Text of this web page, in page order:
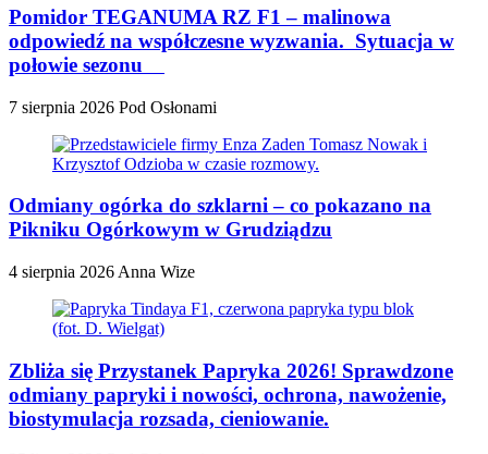
Pomidor TEGANUMA RZ F1 – malinowa
odpowiedź na współczesne wyzwania. Sytuacja w
połowie sezonu
7 sierpnia 2026 Pod Osłonami
Odmiany ogórka do szklarni – co pokazano na
Pikniku Ogórkowym w Grudziądzu
4 sierpnia 2026 Anna Wize
Zbliża się Przystanek Papryka 2026! Sprawdzone
odmiany papryki i nowości, ochrona, nawożenie,
biostymulacja rozsada, cieniowanie.